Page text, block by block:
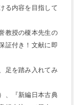
る内容を目指して
教授の榎本先生の
証付き！文献に即
足を踏み入れてみ
、『新編日本古典